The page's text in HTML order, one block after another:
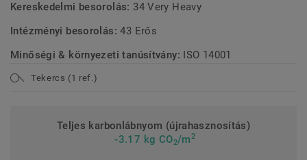
Kereskedelmi besorolás: 34 Very Heavy
Intézményi besorolás:43 Erős
Minőségi & környezeti tanúsítvány: ISO 14001
Tekercs (1 ref.)
Teljes karbonlábnyom (újrahasznosítás)
-3.17 kg CO2/m2